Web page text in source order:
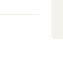
vers